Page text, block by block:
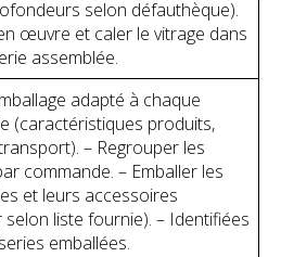
selon défauthèque).
œuvre et caler le vitrage dans
assemblée.
adapté à chaque
(caractéristiques produits,
– Regrouper les
commande. – Emballer les
et leurs accessoires
liste fournie). – Identifiées
emballées.